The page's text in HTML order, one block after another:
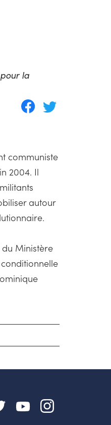
la
communiste
2004. Il
autour
Ministère